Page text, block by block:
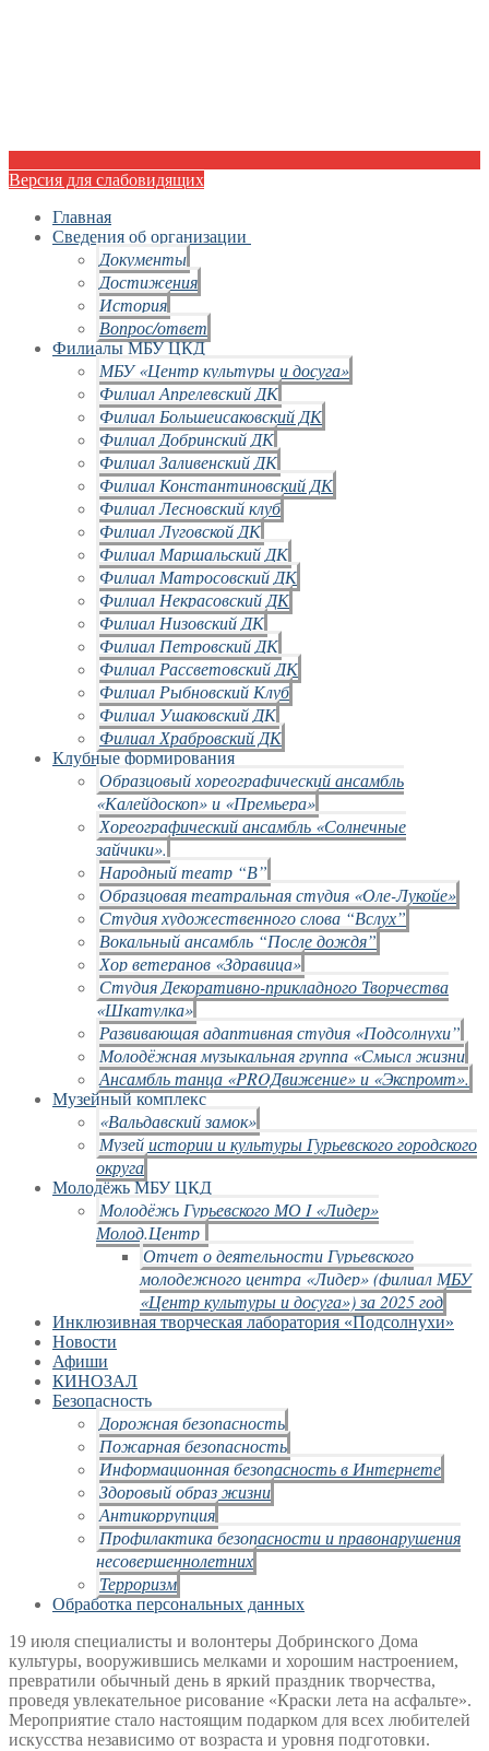
Версия для слабовидящих
Главная
Сведения об организации
Документы
Достижения
История
Вопрос/ответ
Филиалы МБУ ЦКД
МБУ «Центр культуры и досуга»
Филиал Апрелевский ДК
Филиал Большеисаковский ДК
Филиал Добринский ДК
Филиал Заливенский ДК
Филиал Константиновский ДК
Филиал Лесновский клуб
Филиал Луговской ДК
Филиал Маршальский ДК
Филиал Матросовский ДК
Филиал Некрасовский ДК
Филиал Низовский ДК
Филиал Петровский ДК
Филиал Рассветовский ДК
Филиал Рыбновский Клуб
Филиал Ушаковский ДК
Филиал Храбровский ДК
Клубные формирования
Образцовый хореографический ансамбль
«Калейдоскоп» и «Премьера»
Хореографический ансамбль «Солнечные
зайчики».
Народный театр “В”
Образцовая театральная студия «Оле-Лукойе»
Студия художественного слова “Вслух”
Вокальный ансамбль “После дождя”
Хор ветеранов «Здравица»
Студия Декоративно-прикладного Творчества
«Шкатулка»
Развивающая адаптивная студия «Подсолнухи”
Молодёжная музыкальная группа «Смысл жизни
Ансамбль танца «PROДвижение» и «Экспромт».
Музейный комплекс
«Вальдавский замок»
Музей истории и культуры Гурьевского городского
округа
Молодёжь МБУ ЦКД
Молодёжь Гурьевского МО I «Лидер»
Молод.Центр
Отчет о деятельности Гурьевского
молодежного центра «Лидер» (филиал МБУ
«Центр культуры и досуга») за 2025 год
Инклюзивная творческая лаборатория «Подсолнухи»
Новости
Афиши
КИНОЗАЛ
Безопасность
Дорожная безопасность
Пожарная безопасность
Информационная безопасность в Интернете
Здоровый образ жизни
Антикоррупция
Профилактика безопасности и правонарушения
несовершеннолетних
Терроризм
Обработка персональных данных
19 июля специалисты и волонтеры Добринского Дома
культуры, вооружившись мелками и хорошим настроением,
превратили обычный день в яркий праздник творчества,
проведя увлекательное рисование «Краски лета на асфальте».
Мероприятие стало настоящим подарком для всех любителей
искусства независимо от возраста и уровня подготовки.